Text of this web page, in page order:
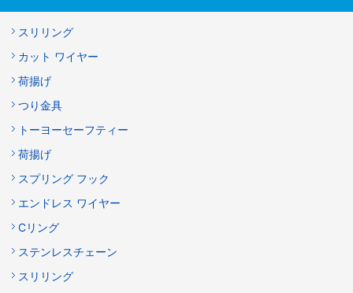
スリリング
カット ワイヤー
荷揚げ
つり金具
トーヨーセーフティー
荷揚げ
スプリング フック
エンドレス ワイヤー
Cリング
ステンレスチェーン
スリリング